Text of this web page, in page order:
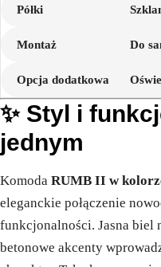
Półki
Montaż Do
Opcja dodatkowa
✨ Styl i
jednym
Komoda RUMB II w
eleganckie połączenie
funkcjonalności. Jasna biel
betonowe akcenty